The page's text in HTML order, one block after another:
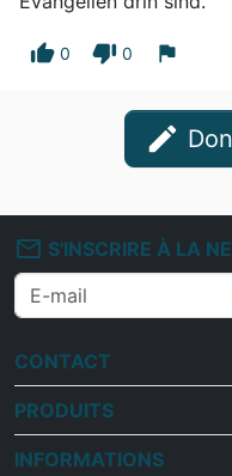
thumb_up 0 thumb_down 0 flag
edit
mail_outline S'INSCRIRE À LA
CONTACT
PRODUITS
INFORMATIONS